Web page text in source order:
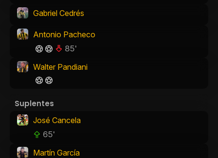
Gabriel Cedrés
Antonio Pacheco
85'
Walter Pandiani
Suplentes
José Cancela
65'
Martín García